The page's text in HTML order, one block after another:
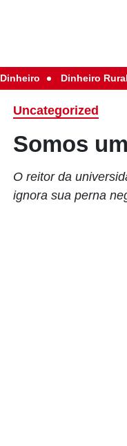
Dinheiro Dinheiro Rural
Uncategorized
Somos
O reitor da
ignora sua perna